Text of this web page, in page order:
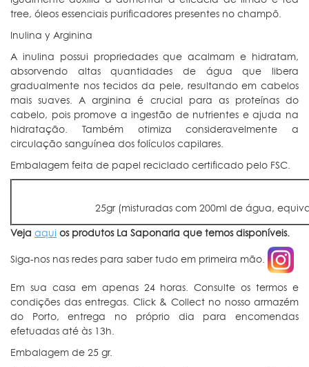
tree, óleos essenciais purificadores presentes no champô.
Inulina y Arginina
A inulina possui propriedades que acalmam e hidratam,
absorvendo altas quantidades de água que libera
gradualmente nos tecidos da pele, resultando em cabelos
mais suaves. A arginina é crucial para as proteínas do
cabelo, pois promove a ingestão de nutrientes e ajuda na
hidratação. Também otimiza consideravelmente a
circulação sanguínea dos folículos capilares.
Embalagem feita de papel reciclado certificado pelo FSC.
25gr (misturadas com 200ml de água,
Veja aqui os produtos La Saponaria que temos disponíveis.
Siga-nos nas redes para saber tudo em primeira mão.
Em sua casa em apenas 24 horas. Consulte os termos e
condições das entregas. Click & Collect no nosso armazém
do Porto, entrega no próprio dia para encomendas
efetuadas até às 13h.
Embalagem de 25 gr.